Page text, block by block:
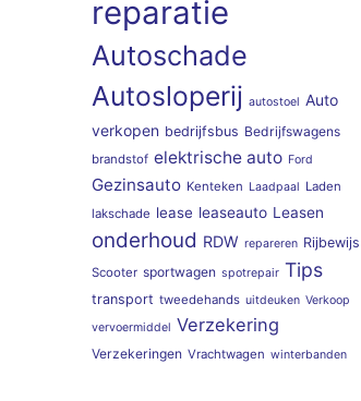
reparatie
Autoschade
Autosloperij autostoel Auto
verkopen bedrijfsbus Bedrijfswagens
brandstof elektrische auto Ford
Gezinsauto Kenteken Laadpaal Laden
lakschade lease leaseauto Leasen
onderhoud RDW repareren Rijbewijs
Scooter sportwagen spotrepair Tips
transport tweedehands uitdeuken Verkoop
vervoermiddel Verzekering
Verzekeringen Vrachtwagen winterbanden